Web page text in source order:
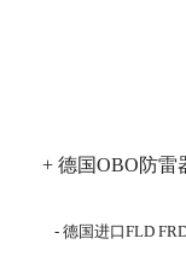
+ 德国OBO防雷
- 德国进口FLD